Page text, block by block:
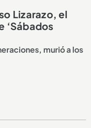
Lizarazo, el
‘Sábados
murió a los